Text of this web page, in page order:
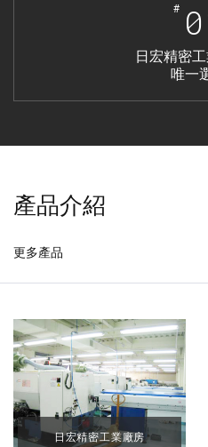
#
日宏精密
唯一
產品介紹
更多產品
日宏精密工業廠房